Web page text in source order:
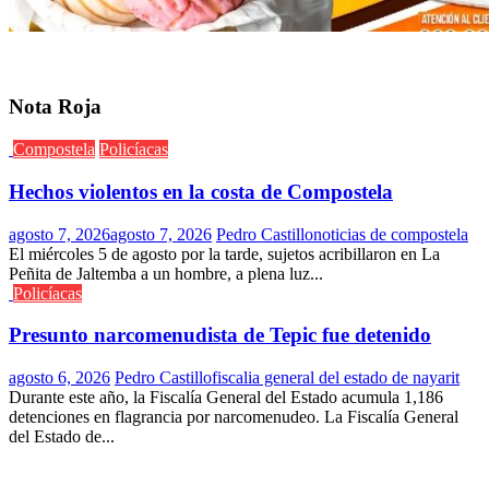
Nota Roja
Compostela Policíacas
Hechos violentos en la costa de Compostela
agosto 7, 2026agosto 7, 2026 Pedro Castillonoticias de compostela
El miércoles 5 de agosto por la tarde, sujetos acribillaron en La
Peñita de Jaltemba a un hombre, a plena luz...
Policíacas
Presunto narcomenudista de Tepic fue detenido
agosto 6, 2026 Pedro Castillofiscalia general del estado de nayarit
Durante este año, la Fiscalía General del Estado acumula 1,186
detenciones en flagrancia por narcomenudeo. La Fiscalía General
del Estado de...